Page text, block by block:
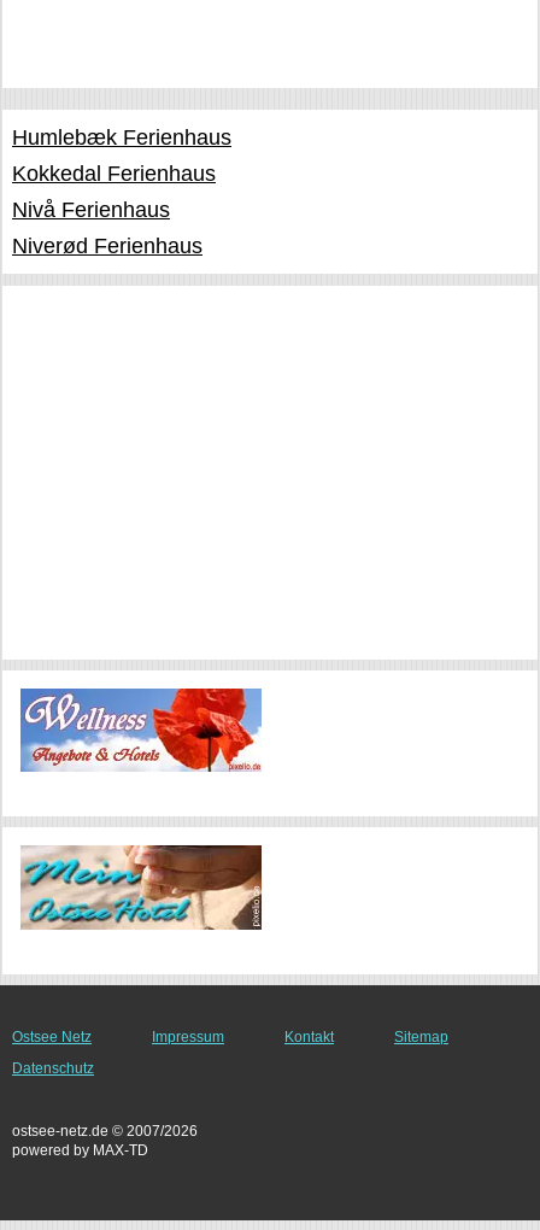
Humlebæk Ferienhaus
Kokkedal Ferienhaus
Nivå Ferienhaus
Niverød Ferienhaus
Ostsee Netz Impressum Kontakt
Sitemap
Datenschutz
ostsee-netz.de © 2007/2026
powered by MAX-TD